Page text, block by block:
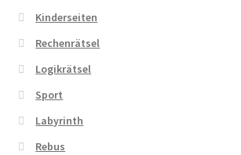
Kinderseiten
Rechenrätsel
Logikrätsel
Sport
Labyrinth
Rebus